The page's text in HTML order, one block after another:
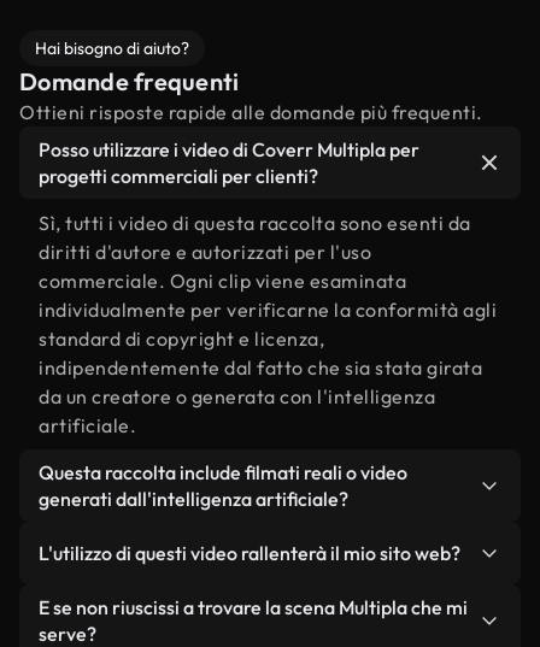
Hai bisogno di aiuto?
Domande frequenti
Ottieni risposte rapide alle domande più frequenti.
Posso utilizzare i video di Coverr Multipla per
progetti commerciali per clienti?
Sì, tutti i video di questa raccolta sono esenti da
diritti d'autore e autorizzati per l'uso
commerciale. Ogni clip viene esaminata
individualmente per verificarne la conformità agli
standard di copyright e licenza,
indipendentemente dal fatto che sia stata girata
da un creatore o generata con l'intelligenza
artificiale.
Questa raccolta include filmati reali o video
generati dall'intelligenza artificiale?
da filmati reali, girati da persone, relativi a
Multipla, e da video generati dall'intelligenza
artificiale. Ogni video è chiaramente etichettato,
L'utilizzo di questi video rallenterà il mio sito web?
Non se scegli le nostre versioni ottimizzate.
Offriamo formati leggeri e pronti per il web,
E se non riuscissi a trovare la scena Multipla che mi
serve?